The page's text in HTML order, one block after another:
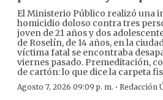
El Ministerio Público realizó una
homicidio doloso contra tres
joven de 21 años y dos
de Roselín, de 14 años, en la
víctima fatal se encontraba
viernes pasado. Premeditación,
de cartón: lo que dice la carpeta
Agosto 7, 2026 09:09 p. m. · Redacción